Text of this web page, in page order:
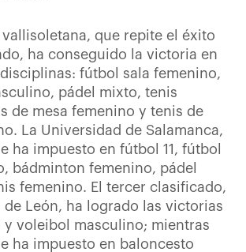
que repite el éxito
ha conseguido la victoria en
fútbol sala femenino,
pádel mixto, tenis
de mesa femenino y tenis de
La Universidad de Salamanca,
ha impuesto en fútbol 11, fútbol
bádminton femenino, pádel
femenino. El tercer clasificado,
de León, ha logrado las victorias
y voleibol masculino; mientras
ha impuesto en baloncesto